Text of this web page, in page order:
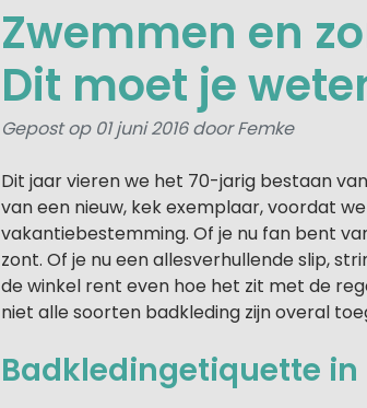
Zwemmen en
Dit moet je
Gepost op 01 juni 2016 door Femke
Dit jaar vieren we het 70-jarig bestaan
van een nieuw, kek exemplaar, voordat
vakantiebestemming. Of je nu fan bent
zont. Of je nu een allesverhullende slip,
de winkel rent even hoe het zit met de
niet alle soorten badkleding zijn overal
Badkledingetiquette in